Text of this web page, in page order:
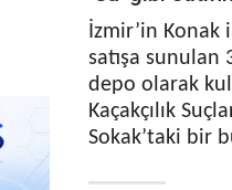
İzmir’in
satışa sunulan
depo olarak
Kaçakçılık
Sokak’taki bir